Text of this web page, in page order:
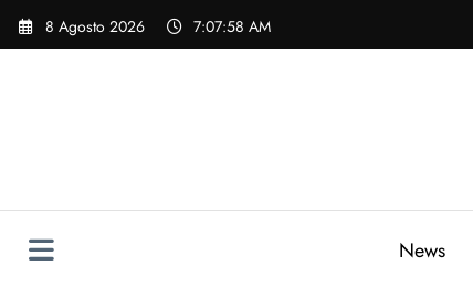
Vai
8 Agosto 2026 7:07:59 AM
News